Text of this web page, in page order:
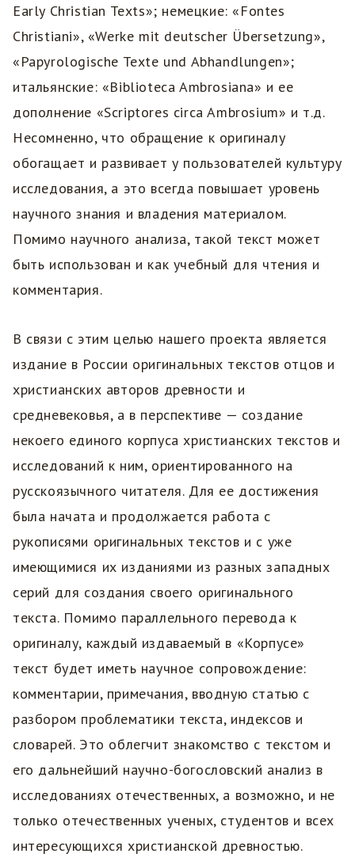
Early Christian Texts»; немецкие: «Fontes
Christiani», «Werke mit deutscher Übersetzung»,
«Papyrologische Texte und Abhandlungen»;
итальянские: «Biblioteca Ambrosiana» и ее
дополнение «Scriptores circa Ambrosium» и т.д.
Несомненно, что обращение к оригиналу
обогащает и развивает у пользователей культуру
исследования, а это всегда повышает уровень
научного знания и владения материалом.
Помимо научного анализа, такой текст может
быть использован и как учебный для чтения и
комментария.
В связи с этим целью нашего проекта является
издание в России оригинальных текстов отцов и
христианских авторов древности и
средневековья, а в перспективе — создание
некоего единого корпуса христианских текстов и
исследований к ним, ориентированного на
русскоязычного читателя. Для ее достижения
была начата и продолжается работа с
рукописями оригинальных текстов и с уже
имеющимися их изданиями из разных западных
серий для создания своего оригинального
текста. Помимо параллельного перевода к
оригиналу, каждый издаваемый в «Корпусе»
текст будет иметь научное сопровождение:
комментарии, примечания, вводную статью с
разбором проблематики текста, индексов и
словарей. Это облегчит знакомство с текстом и
его дальнейший научно-богословский анализ в
исследованиях отечественных, а возможно, и не
только отечественных ученых, студентов и всех
интересующихся христианской древностью.